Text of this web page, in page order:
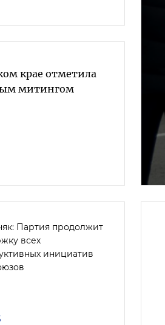
крае отметила
митингом
Партия продолжит
всех
инициатив